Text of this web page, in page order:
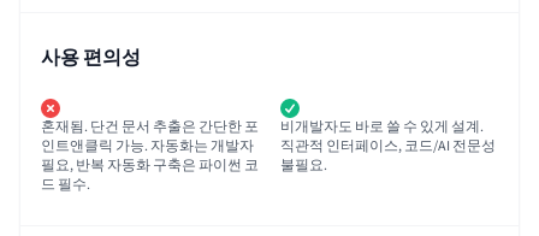
사용 편의성
혼재됨. 단건 문서 추출은 간단한 포
인트앤클릭 가능. 자동화는 개발자
필요, 반복 자동화 구축은 파이썬 코
드 필수.
비개발자도 바로 쓸 수 있게 설계.
직관적 인터페이스, 코드/AI 전문성
불필요.